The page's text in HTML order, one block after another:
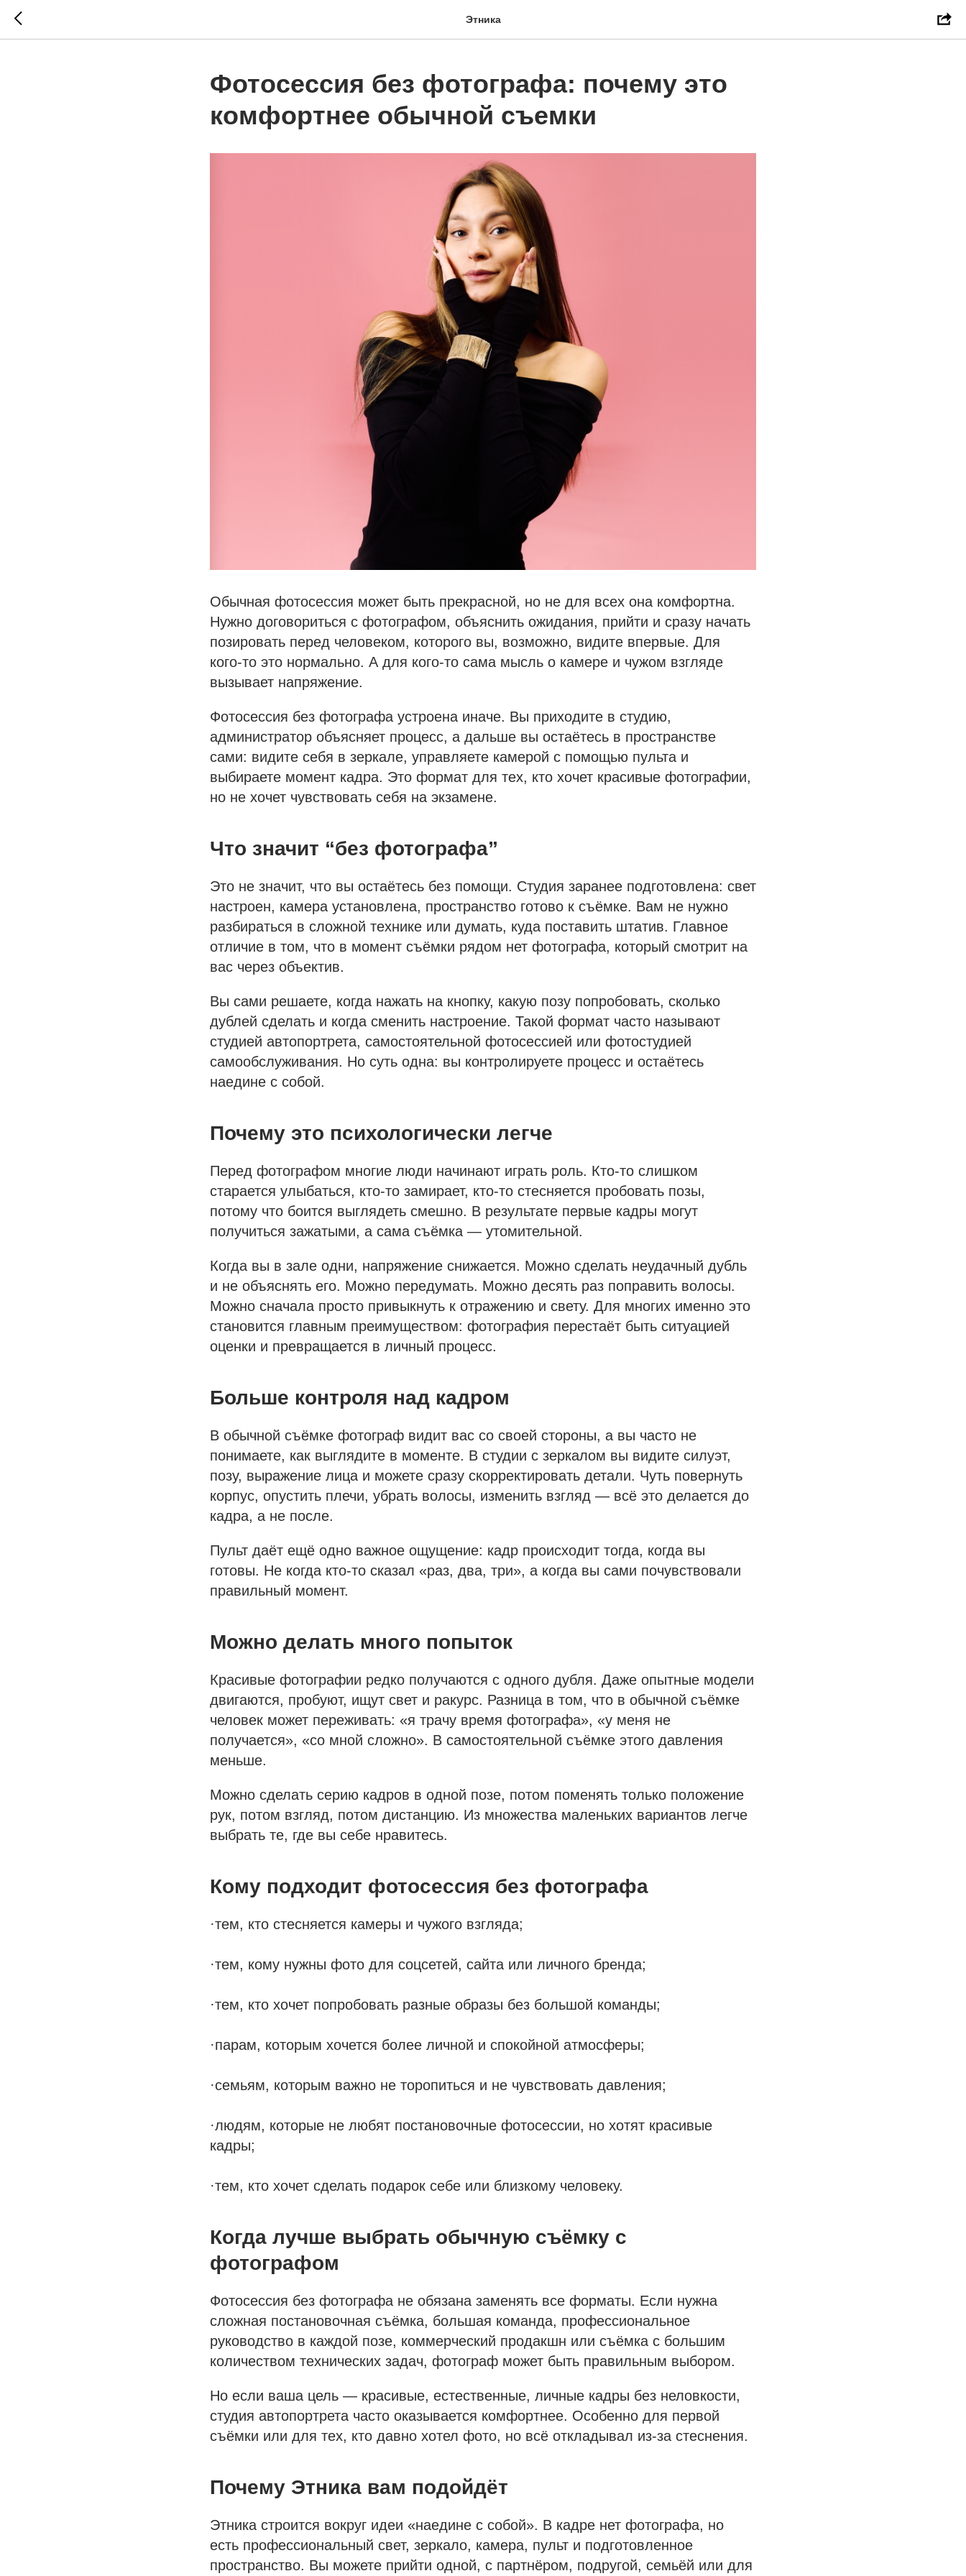
Этника
Фотосессия без фотографа: почему это
комфортнее обычной съемки
Обычная фотосессия может быть прекрасной, но не для всех она комфортна.
Нужно договориться с фотографом, объяснить ожидания, прийти и сразу начать
позировать перед человеком, которого вы, возможно, видите впервые. Для
кого-то это нормально. А для кого-то сама мысль о камере и чужом взгляде
вызывает напряжение.
Фотосессия без фотографа устроена иначе. Вы приходите в студию,
администратор объясняет процесс, а дальше вы остаётесь в пространстве
сами: видите себя в зеркале, управляете камерой с помощью пульта и
выбираете момент кадра. Это формат для тех, кто хочет красивые фотографии,
но не хочет чувствовать себя на экзамене.
Что значит “без фотографа”
Это не значит, что вы остаётесь без помощи. Студия заранее подготовлена: свет
настроен, камера установлена, пространство готово к съёмке. Вам не нужно
разбираться в сложной технике или думать, куда поставить штатив. Главное
отличие в том, что в момент съёмки рядом нет фотографа, который смотрит на
вас через объектив.
Вы сами решаете, когда нажать на кнопку, какую позу попробовать, сколько
дублей сделать и когда сменить настроение. Такой формат часто называют
студией автопортрета, самостоятельной фотосессией или фотостудией
самообслуживания. Но суть одна: вы контролируете процесс и остаётесь
наедине с собой.
Почему это психологически легче
Перед фотографом многие люди начинают играть роль. Кто-то слишком
старается улыбаться, кто-то замирает, кто-то стесняется пробовать позы,
потому что боится выглядеть смешно. В результате первые кадры могут
получиться зажатыми, а сама съёмка — утомительной.
Когда вы в зале одни, напряжение снижается. Можно сделать неудачный дубль
и не объяснять его. Можно передумать. Можно десять раз поправить волосы.
Можно сначала просто привыкнуть к отражению и свету. Для многих именно это
становится главным преимуществом: фотография перестаёт быть ситуацией
оценки и превращается в личный процесс.
Больше контроля над кадром
В обычной съёмке фотограф видит вас со своей стороны, а вы часто не
понимаете, как выглядите в моменте. В студии с зеркалом вы видите силуэт,
позу, выражение лица и можете сразу скорректировать детали. Чуть повернуть
корпус, опустить плечи, убрать волосы, изменить взгляд — всё это делается до
кадра, а не после.
Пульт даёт ещё одно важное ощущение: кадр происходит тогда, когда вы
готовы. Не когда кто-то сказал «раз, два, три», а когда вы сами почувствовали
правильный момент.
Можно делать много попыток
Красивые фотографии редко получаются с одного дубля. Даже опытные модели
двигаются, пробуют, ищут свет и ракурс. Разница в том, что в обычной съёмке
человек может переживать: «я трачу время фотографа», «у меня не
получается», «со мной сложно». В самостоятельной съёмке этого давления
меньше.
Можно сделать серию кадров в одной позе, потом поменять только положение
рук, потом взгляд, потом дистанцию. Из множества маленьких вариантов легче
выбрать те, где вы себе нравитесь.
Кому подходит фотосессия без фотографа
·тем, кто стесняется камеры и чужого взгляда;
·тем, кому нужны фото для соцсетей, сайта или личного бренда;
·тем, кто хочет попробовать разные образы без большой команды;
·парам, которым хочется более личной и спокойной атмосферы;
·семьям, которым важно не торопиться и не чувствовать давления;
·людям, которые не любят постановочные фотосессии, но хотят красивые
кадры;
·тем, кто хочет сделать подарок себе или близкому человеку.
Когда лучше выбрать обычную съёмку с
фотографом
Фотосессия без фотографа не обязана заменять все форматы. Если нужна
сложная постановочная съёмка, большая команда, профессиональное
руководство в каждой позе, коммерческий продакшн или съёмка с большим
количеством технических задач, фотограф может быть правильным выбором.
Но если ваша цель — красивые, естественные, личные кадры без неловкости,
студия автопортрета часто оказывается комфортнее. Особенно для первой
съёмки или для тех, кто давно хотел фото, но всё откладывал из-за стеснения.
Почему Этника вам подойдёт
Этника строится вокруг идеи «наедине с собой». В кадре нет фотографа, но
есть профессиональный свет, зеркало, камера, пульт и подготовленное
пространство. Вы можете прийти одной, с партнёром, подругой, семьёй или для